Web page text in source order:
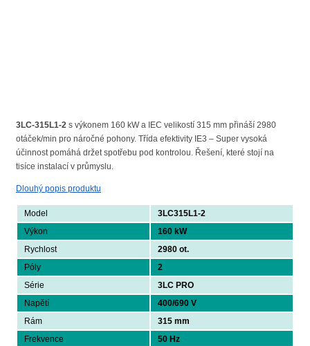
3LC-315L1-2 s výkonem 160 kW a IEC velikostí 315 mm přináší 2980
otáček/min pro náročné pohony. Třída efektivity IE3 – Super vysoká
účinnost pomáhá držet spotřebu pod kontrolou. Řešení, které stojí na
tisíce instalací v průmyslu.
Dlouhý popis produktu
Model
3LC315L1-2
Výkon
160 kW
Rychlost
2980 ot.
Póly
2
Série
3LC PRO
Napětí
400/690 V
Rám
315 mm
Frekvence
50 Hz